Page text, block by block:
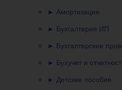
► Амортизация
► Бухгалтерия ИП
► Бухгалтерские
► Бухучет и
► Детские пособия